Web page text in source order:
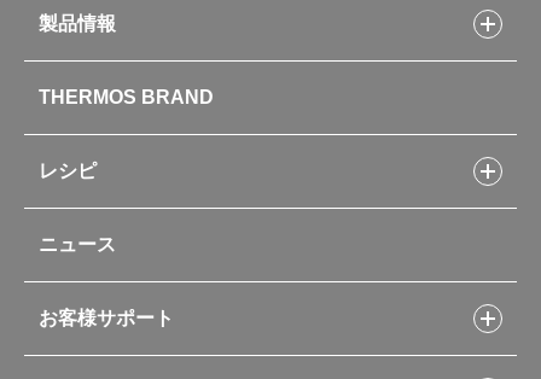
製品情報
水筒
お弁当
キッチン用品
ポット・アイスペール
コーヒーメーカー
ソフトクーラー・バッグ
THERMOS BRAND
レシピ
フライパンレシピ
シャトルシェフレシピ
スープジャーレシピ
ニュース
お客様サポート